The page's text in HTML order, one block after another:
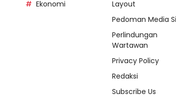
Ekonomi
Layout
Pedoman Media
Perlindungan
Wartawan
Privacy Policy
Redaksi
Subscribe Us